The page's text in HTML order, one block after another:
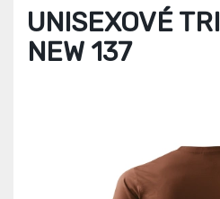
UNISEXOVÉ
NEW 137